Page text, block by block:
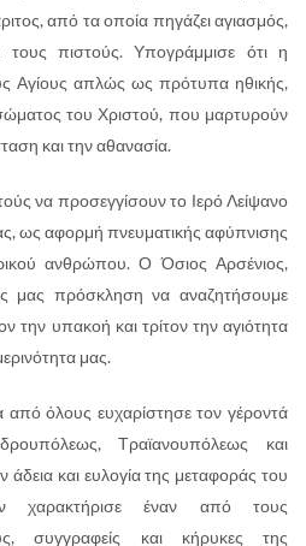
από τα οποία πηγάζει αγιασμός,
τους πιστούς. Υπογράμμισε ότι η
Αγίους απλώς ως πρότυπα ηθικής,
του Χριστού, που μαρτυρούν
και την αθανασία.
να προσεγγίσουν το Ιερό Λείψανο
ως αφορμή πνευματικής αφύπνισης
ανθρώπου. Ο Όσιος Αρσένιος,
μας πρόσκληση να αναζητήσουμε
την υπακοή και τρίτον την αγιότητα
μας.
όλους ευχαρίστησε τον γέροντά
Τραϊανουπόλεως και
και ευλογία της μεταφοράς του
χαρακτήρισε έναν από τους
συγγραφείς και κήρυκες της